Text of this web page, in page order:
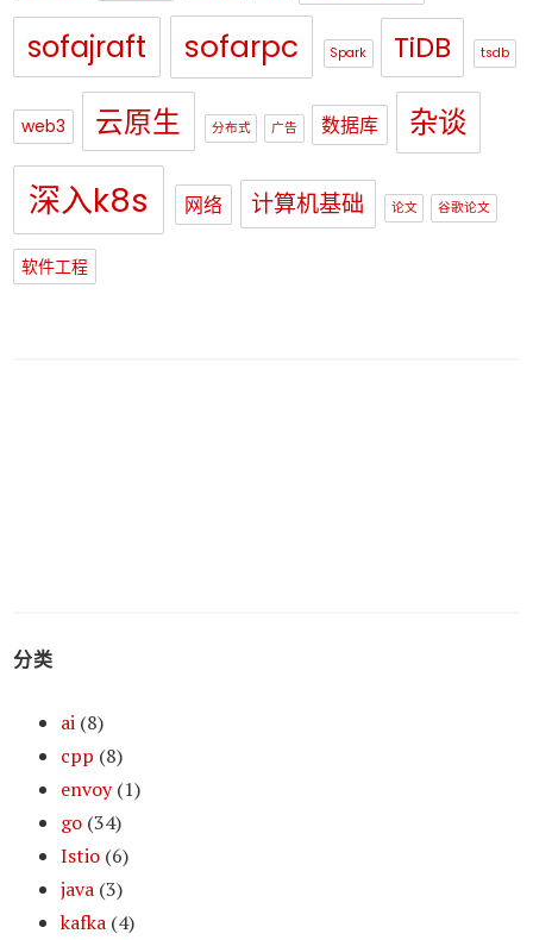
sofajraft sofarpc Spark TiDB tsdb
web3 云原生 分布式 广告 数据库 杂谈
深入k8s 网络 计算机基础 论文 谷歌论文
软件工程
分类
ai (8)
cpp (8)
envoy(1)
go (34)
Istio (6)
java (3)
kafka (4)